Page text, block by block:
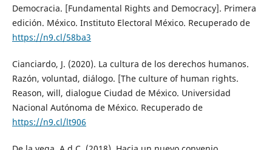
Democracia. [Fundamental Rights and Democracy]. Primera
edición. México. Instituto Electoral México. Recuperado de
https://n9.cl/58ba3
Cianciardo, J. (2020). La cultura de los derechos humanos.
Razón, voluntad, diálogo. [The culture of human rights.
Reason, will, dialogue Ciudad de México. Universidad
Nacional Autónoma de México. Recuperado de
https://n9.cl/lt906